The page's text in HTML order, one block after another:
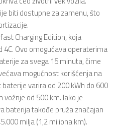
biti dostupne za zamenu, što
Charging Edition, koja
Ovo omogućava operaterima
za svega 15 minuta, čime
mogućnost korišćenja na
varira od 200 kWh do 600
od 500 km. Iako je
baterija takođe pruža značajan
milja (1,2 miliona km).